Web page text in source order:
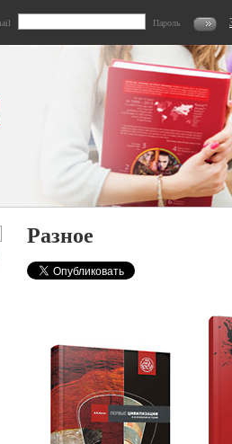
Пароль
Разное